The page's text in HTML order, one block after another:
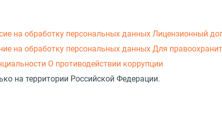
на обработку персональных данных Лицензионный
на обработку персональных данных Для
О противодействии коррупции
на территории Российской Федерации.